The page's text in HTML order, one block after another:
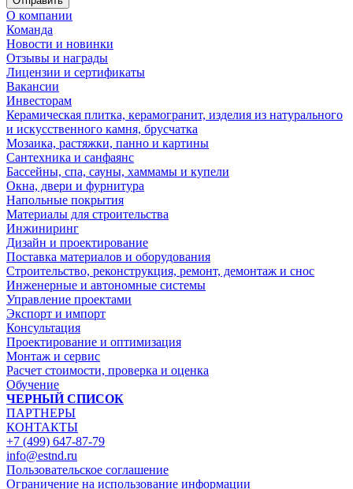
О компании
Команда
Новости и новинки
Отзывы и награды
Лицензии и сертификаты
Вакансии
Инвесторам
Керамическая плитка, керамогранит, изделия из натурального
и искусственного камня, брусчатка
Мозаика, растяжки, панно и картины
Сантехника и санфаянс
Бассейны, спа, сауны, хаммамы и купели
Окна, двери и фурнитура
Напольные покрытия
Материалы для строительства
Инжиниринг
Дизайн и проектирование
Поставка материалов и оборудования
Строительство, реконструкция, ремонт, демонтаж и снос
Инженерные и автономные системы
Управление проектами
Экспорт и импорт
Консультация
Проектирование и оптимизация
Монтаж и сервис
Расчет стоимости, проверка и оценка
Обучение
ЧЕРНЫЙ СПИСОК
ПАРТНЕРЫ
КОНТАКТЫ
+7 (499) 647-87-79
info@estnd.ru
Пользовательское соглашение
Ограничение на использование информации